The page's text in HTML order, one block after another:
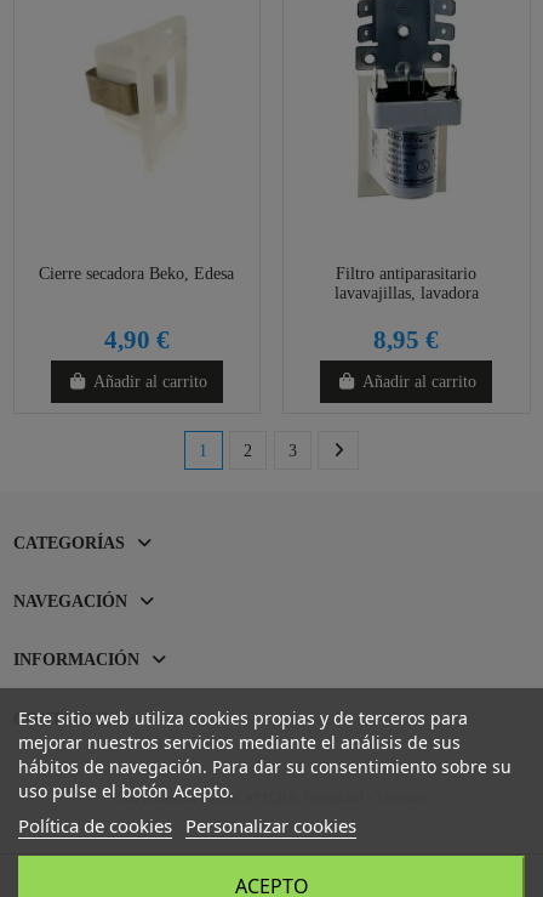
Cierre secadora Beko, Edesa
4,90 €
Añadir al carrito
Filtro antiparasitario
lavavajillas, lavadora
8,95 €
Añadir al carrito
1 2 3
CATEGORÍAS
NAVEGACIÓN
INFORMACIÓN
CONTACTO
Este sitio web utiliza cookies propias y de terceros para
mejorar nuestros servicios mediante el análisis de sus
hábitos de navegación. Para dar su consentimiento sobre su
uso pulse el botón Acepto.
Política de cookies Personalizar cookies
ACEPTO
Sitio protegido por reCAPTCHA.